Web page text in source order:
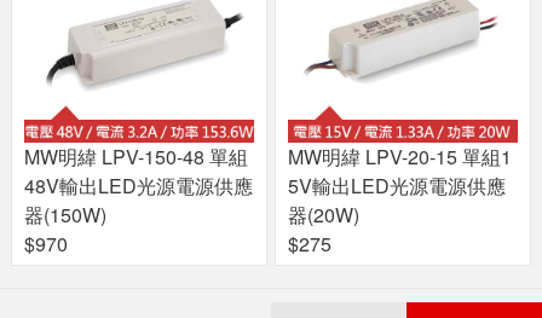
MW明緯 LPV-150-48 單組
48V輸出LED光源電源供應
器(150W)
$970
MW明緯 LPV-20-15 單組1
5V輸出LED光源電源供應
器(20W)
$275